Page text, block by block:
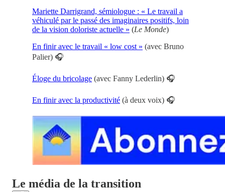
Mariette Darrigrand, sémiologue : « Le travail a
véhiculé par le passé des imaginaires positifs, loin
de la vision doloriste actuelle » (Le Monde)
En finir avec le travail « low cost » (avec Bruno
Palier) 🎧
Éloge du bricolage (avec Fanny Lederlin) 🎧
En finir avec la productivité (à deux voix) 🎧
Le média de la transition